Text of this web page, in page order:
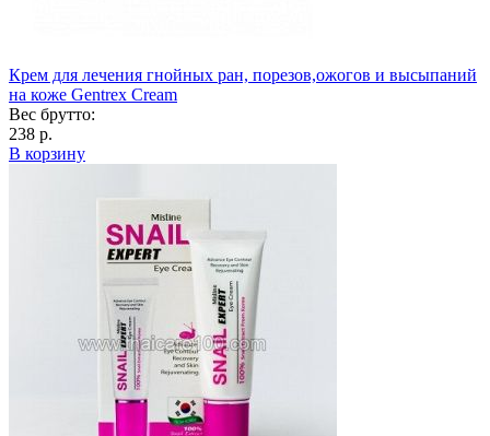
Крем для лечения гнойных ран, порезов,ожогов и высыпаний
на коже Gentrex Cream
Вес брутто:
238 р.
В корзину